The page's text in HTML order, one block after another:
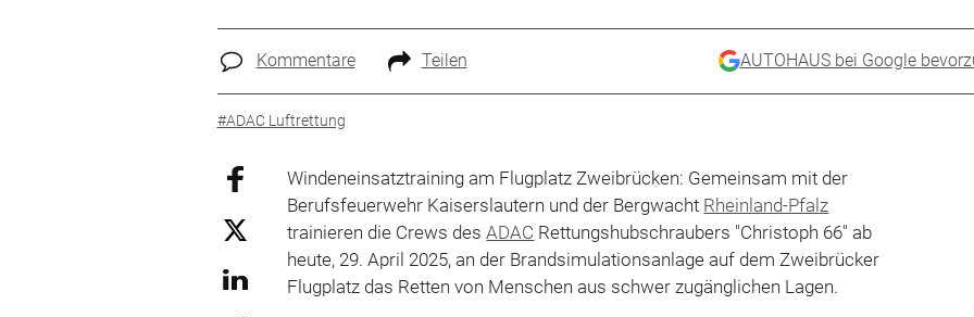
Kommentare Teilen AUTOHAUS bei Google
#ADAC Luftrettung
Windeneinsatztraining am Flugplatz Zweibrücken: Gemeinsam mit der
Berufsfeuerwehr Kaiserslautern und der Bergwacht Rheinland-Pfalz
trainieren die Crews desADAC Rettungshubschraubers "Christoph 66" ab
heute, 29. April 2025, an der Brandsimulationsanlage auf dem Zweibrücker
Flugplatz das Retten von Menschen aus schwer zugänglichen Lagen.